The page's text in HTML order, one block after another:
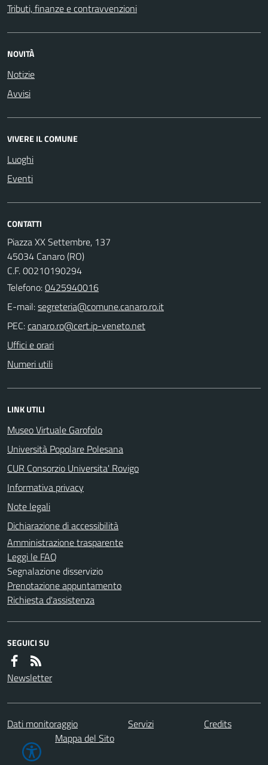
Tributi, finanze e contravvenzioni
NOVITÀ
Notizie
Avvisi
VIVERE IL COMUNE
Luoghi
Eventi
CONTATTI
Piazza XX Settembre, 137
45034 Canaro (RO)
C.F. 00210190294
Telefono:0425940016
E-mail:
PEC:
Uffici e orari
Numeri utili
LINK UTILI
Museo Virtuale Garofolo
Università Popolare Polesana
CUR Consorzio Universita' Rovigo
Informativa privacy
Note legali
Dichiarazione di accessibilità
Amministrazione trasparente
Leggi le FAQ
Segnalazione disservizio
Prenotazione appuntamento
Richiesta d'assistenza
SEGUICI SU
Newsletter
Dati monitoraggio Servizi
Credits
Mappa del Sito